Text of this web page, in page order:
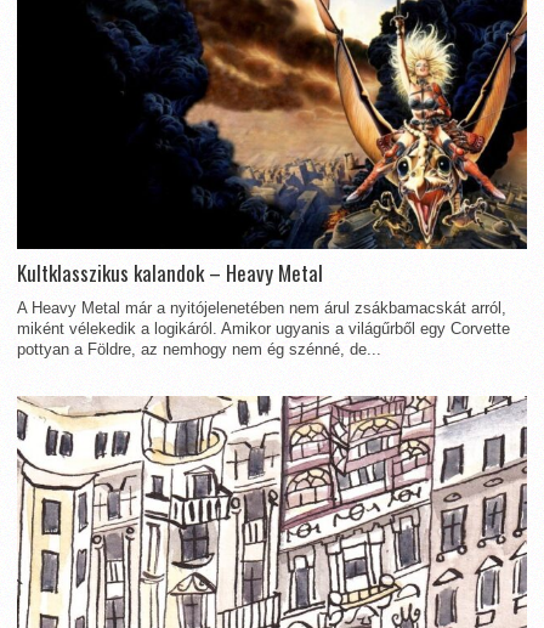
Kultklasszikus kalandok – Heavy Metal
A Heavy Metal már a nyitójelenetében nem árul zsákbamacskát arról,
miként vélekedik a logikáról. Amikor ugyanis a világűrből egy Corvette
pottyan a Földre, az nemhogy nem ég szénné, de...